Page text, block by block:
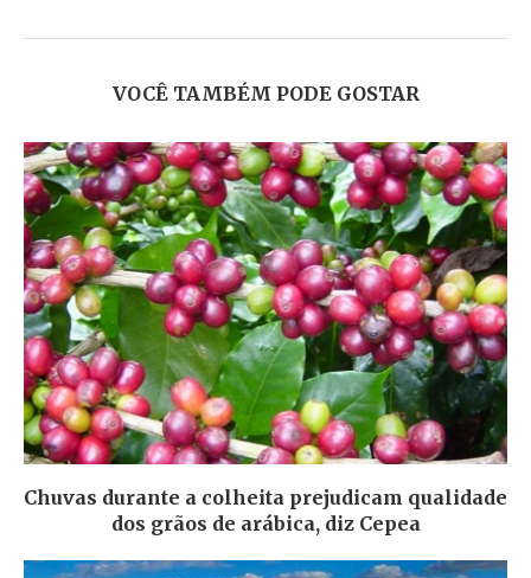
VOCÊ TAMBÉM PODE GOSTAR
Chuvas durante a colheita prejudicam qualidade
dos grãos de arábica, diz Cepea